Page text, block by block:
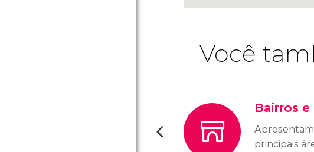
Você
Bairros e
principais